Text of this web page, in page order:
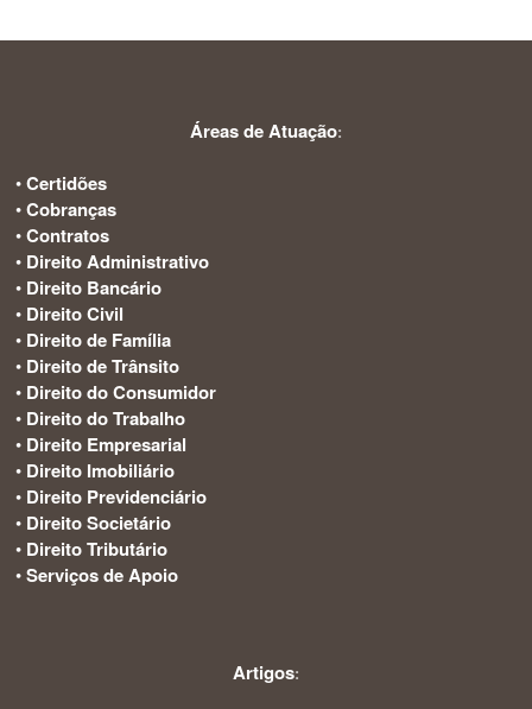
Áreas de Atuação:
•Certidões
•Cobranças
•Contratos
• Direito Administrativo
• Direito Bancário
• Direito Civil
• Direito de Família
• Direito de Trânsito
• Direito do Consumidor
• Direito do Trabalho
• Direito Empresarial
• Direito Imobiliário
• Direito Previdenciário
• Direito Societário
• Direito Tributário
•Serviços de Apoio
Artigos: